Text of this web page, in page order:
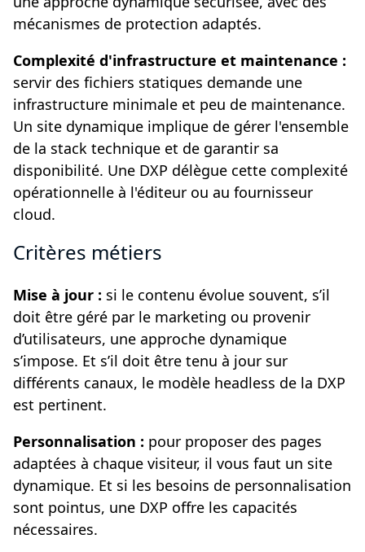
mécanismes de protection adaptés.
Complexité d'infrastructure et maintenance :
servir des fichiers statiques demande une
infrastructure minimale et peu de maintenance.
Un site dynamique implique de gérer l'ensemble
de la stack technique et de garantir sa
disponibilité. Une DXP délègue cette complexité
opérationnelle à l'éditeur ou au fournisseur
cloud.
Critères métiers
Mise à jour : si le contenu évolue souvent, s’il
doit être géré par le marketing ou provenir
d’utilisateurs, une approche dynamique
s’impose. Et s’il doit être tenu à jour sur
différents canaux, le modèle headless de la DXP
est pertinent.
Personnalisation : pour proposer des pages
adaptées à chaque visiteur, il vous faut un site
dynamique. Et si les besoins de personnalisation
sont pointus, une DXP offre les capacités
nécessaires.